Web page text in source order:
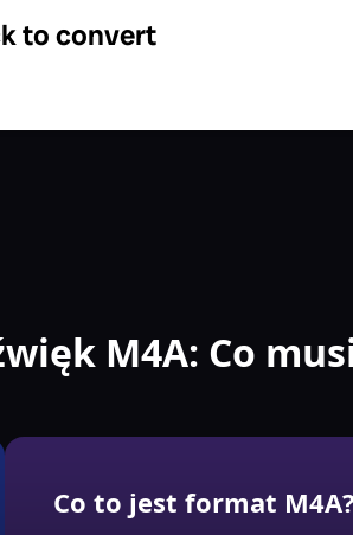
M4A: Co
Co to jest format M4A?